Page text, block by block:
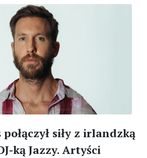
siły z irlandzką
ką Jazzy. Artyści